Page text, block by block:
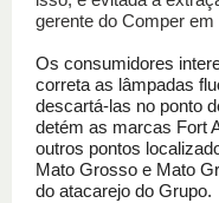
gerente do Comper em
Os consumidores
correta as lâmpadas
descartá-las no ponto
detém as marcas Fort
outros pontos
Mato Grosso e Mato
do atacarejo do Grupo.